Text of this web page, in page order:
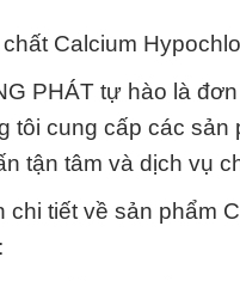
Calcium
PHÁT tự hào là
tôi cung cấp các
tận tâm và dịch vụ
chi tiết về sản phẩm